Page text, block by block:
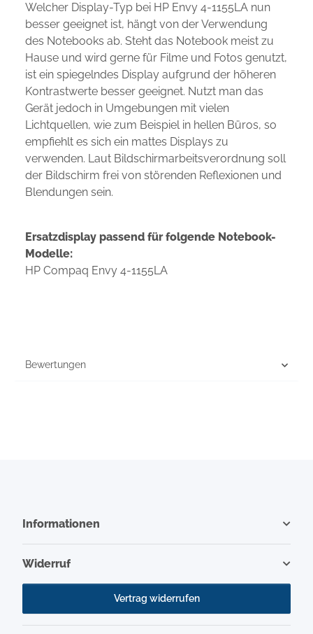
Welcher Display-Typ bei HP Envy 4-1155LA nun
besser geeignet ist, hängt von der Verwendung
des Notebooks ab. Steht das Notebook meist zu
Hause und wird gerne für Filme und Fotos genutzt,
ist ein spiegelndes Display aufgrund der höheren
Kontrastwerte besser geeignet. Nutzt man das
Gerät jedoch in Umgebungen mit vielen
Lichtquellen, wie zum Beispiel in hellen Büros, so
empfiehlt es sich ein mattes Displays zu
verwenden. Laut Bildschirmarbeitsverordnung soll
der Bildschirm frei von störenden Reflexionen und
Blendungen sein.
Ersatzdisplay passend für folgende Notebook-
Modelle:
HP Compaq Envy 4-1155LA
Bewertungen
Informationen
Widerruf
Vertrag widerrufen